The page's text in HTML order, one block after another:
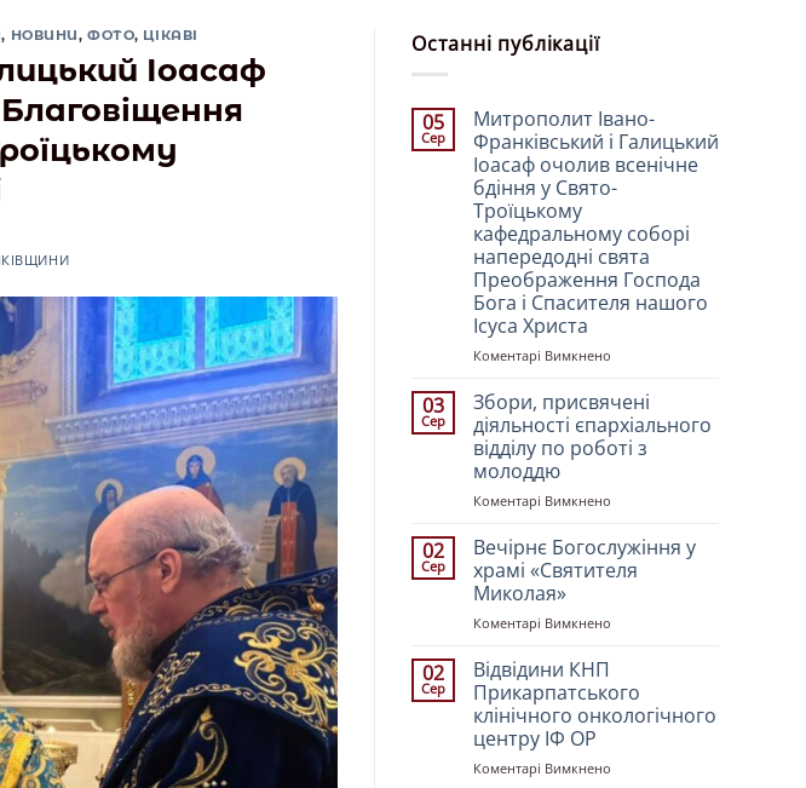
, НОВИНИ,ФОТО, ЦІКАВІ
Іоасаф
Останні публікації
05
Сер
Митрополит Івано-
Франківський і Галицький
Іоасаф очолив всенічне
бдіння у Свято-
Троїцькому
кафедральному соборі
напередодні свята
Преображення Господа
Бога і Спасителя нашого
Ісуса Христа
Коментарі Вимкнено
Івано-
Франківський
і
Галицький
бдіння
у
Свято-
Преображення
Господа
03
Сер
Збори, присвячені
діяльності єпархіального
відділу по роботі з
молоддю
Коментарі Вимкнено
присвячені
діяльності
єпархіального
02
Сер
Вечірнє Богослужіння у
храмі «Святителя
Миколая»
Коментарі Вимкнено
храмі
«Святителя
02
Сер
Відвідини КНП
Прикарпатського
клінічного онкологічного
центру ІФ ОР
Коментарі Вимкнено